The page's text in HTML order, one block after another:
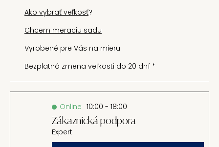
Ako vybrať veľkosť?
Chcem meraciu sadu
Vyrobené pre Vás na mieru
Bezplatná zmena veľkosti do 20 dní *
Online 10:00 - 18:00
Zákaznická podpora
Expert